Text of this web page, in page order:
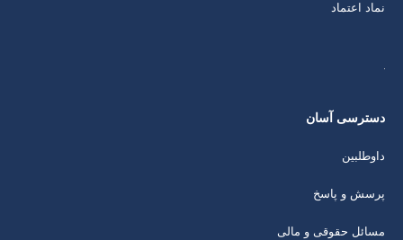
نماد اعتماد
دسترسی آسان
داوطلبین
پرسش و پاسخ
مسائل حقوقی و مالی